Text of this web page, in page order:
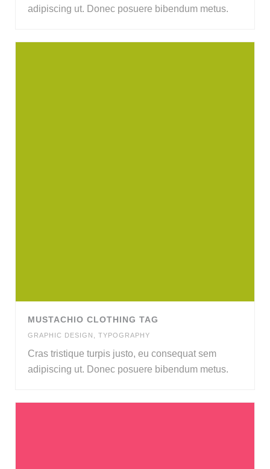
adipiscing ut. Donec posuere bibendum metus.
MUSTACHIO CLOTHING TAG
GRAPHIC DESIGN TYPOGRAPHY
Cras tristique turpis justo, eu consequat sem
adipiscing ut. Donec posuere bibendum metus.